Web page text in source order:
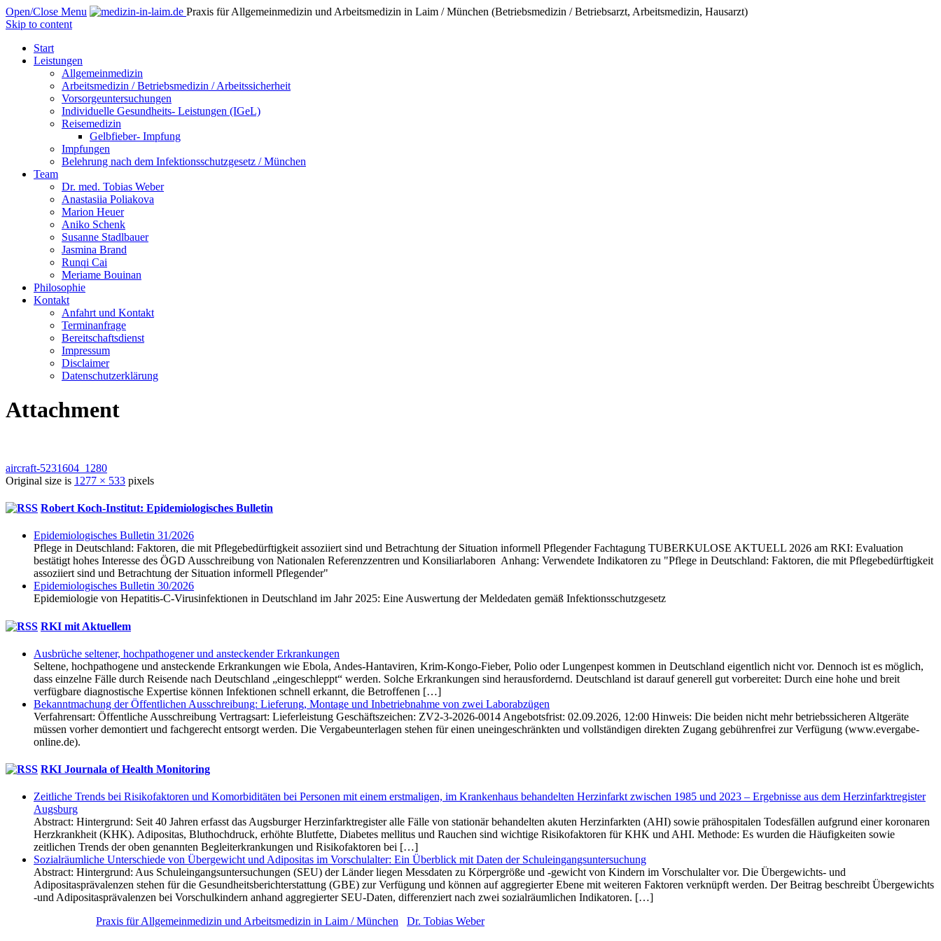
Open/Close Menu
Praxis für Allgemeinmedizin und Arbeitsmedizin in Laim / München (Betriebsmedizin / Betriebsarzt, Arbeitsmedizin, Hausarzt)
Skip to content
Start
Leistungen
Allgemeinmedizin
Arbeitsmedizin / Betriebsmedizin / Arbeitssicherheit
Vorsorgeuntersuchungen
Individuelle Gesundheits- Leistungen (IGeL)
Reisemedizin
Gelbfieber- Impfung
Impfungen
Belehrung nach dem Infektionsschutzgesetz / München
Team
Dr. med. Tobias Weber
Anastasiia Poliakova
Marion Heuer
Aniko Schenk
Susanne Stadlbauer
Jasmina Brand
Runqi Cai
Meriame Bouinan
Philosophie
Kontakt
Anfahrt und Kontakt
Terminanfrage
Bereitschaftsdienst
Impressum
Disclaimer
Datenschutzerklärung
Attachment
aircraft-5231604_1280
Original size is 1277 × 533 pixels
Robert Koch-Institut: Epidemiologisches Bulletin
Epidemio­logisches Bulletin 31/2026
Pflege in Deutschland: Faktoren, die mit Pflegebedürftigkeit assoziiert sind und Betrachtung der Situation informell Pflegender Fachtagung TUBERKULOSE AKTUELL 2026 am RKI: Evaluation
bestätigt hohes Interesse des ÖGD Ausschreibung von Nationalen Referenzzentren und Konsiliarlaboren Anhang: Verwendete Indikatoren zu "Pflege in Deutschland: Faktoren, die mit Pflegebedürftigkeit
assoziiert sind und Betrachtung der Situation informell Pflegender"
Epidemio­logisches Bulletin 30/2026
Epidemiologie von Hepatitis-C-Virusinfektionen in Deutschland im Jahr 2025: Eine Auswertung der Meldedaten gemäß Infektionsschutzgesetz
RKI mit Aktuellem
Ausbrüche seltener, hoch­pathogener und ansteckender Erkrankungen
Seltene, hochpathogene und ansteckende Erkrankungen wie Ebola, Andes-Hantaviren, Krim-Kongo-Fieber, Polio oder Lungenpest kommen in Deutschland eigentlich nicht vor. Dennoch ist es möglich,
dass einzelne Fälle durch Reisende nach Deutschland „eingeschleppt“ werden. Solche Erkrankungen sind heraus­fordernd. Deutschland ist darauf generell gut vorbereitet: Durch eine hohe und breit
verfügbare diagnostische Expertise können Infektionen schnell erkannt, die Betroffenen […]
Bekanntmachung der Öffentlichen Ausschreibung: Lieferung, Montage und Inbetriebnahme von zwei Laborabzügen
Verfahrensart: Öffentliche Ausschreibung Vertragsart: Lieferleistung Geschäftszeichen: ZV2-3-2026-0014 Angebotsfrist: 02.09.2026, 12:00 Hinweis: Die beiden nicht mehr betriebssicheren Altgeräte
müssen vorher demontiert und fachgerecht entsorgt werden. Die Vergabeunterlagen stehen für einen uneingeschränkten und vollständigen direkten Zugang gebührenfrei zur Verfügung (www.evergabe-
online.de).
RKI Journala of Health Monitoring
Zeitliche Trends bei Risiko­faktoren und Komorbiditäten bei Personen mit einem erstmaligen, im Krankenhaus behandelten Herzinfarkt zwischen 1985 und 2023 – Ergebnisse aus dem Herzinfarkt­register
Augsburg
Abstract: Hintergrund: Seit 40 Jahren erfasst das Augsburger Herzinfarktregister alle Fälle von stationär behandelten akuten Herzinfarkten (AHI) sowie prähospitalen Todesfällen aufgrund einer koronaren
Herzkrankheit (KHK). Adipositas, Bluthochdruck, erhöhte Blutfette, Diabetes mellitus und Rauchen sind wichtige Risikofaktoren für KHK und AHI. Methode: Es wurden die Häufigkeiten sowie
zeitlichen Trends der oben genannten Begleiterkrankungen und Risikofaktoren bei […]
Sozialräumliche Unterschiede von Übergewicht und Adipositas im Vorschulalter: Ein Überblick mit Daten der Schuleingangs­untersuchung
Abstract: Hintergrund: Aus Schuleingangsuntersuchungen (SEU) der Länder liegen Messdaten zu Körpergröße und -gewicht von Kindern im Vorschulalter vor. Die Übergewichts- und
Adipositasprävalenzen stehen für die Gesundheitsberichterstattung (GBE) zur Verfügung und können auf aggregierter Ebene mit weiteren Faktoren verknüpft werden. Der Beitrag beschreibt Übergewichts
-und Adipositasprävalenzen bei Vorschulkindern anhand aggregierter SEU-Daten, differenziert nach zwei sozialräumlichen Indikatoren. […]
Praxis für Allgemeinmedizin und Arbeitsmedizin in Laim / München Dr. Tobias Weber